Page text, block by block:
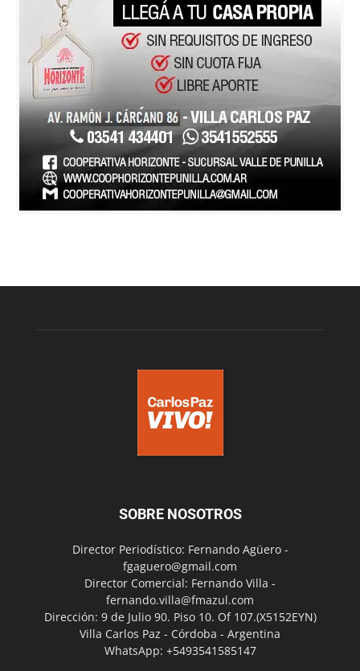
SOBRE NOSOTROS
Director Periodístico: Fernando Agüero -
fgaguero@gmail.com
Director Comercial: Fernando Villa -
fernando.villa@fmazul.com
Dirección: 9 de Julio 90. Piso 10. Of 107.(X5152EYN)
Villa Carlos Paz - Córdoba - Argentina
WhatsApp: +5493541585147